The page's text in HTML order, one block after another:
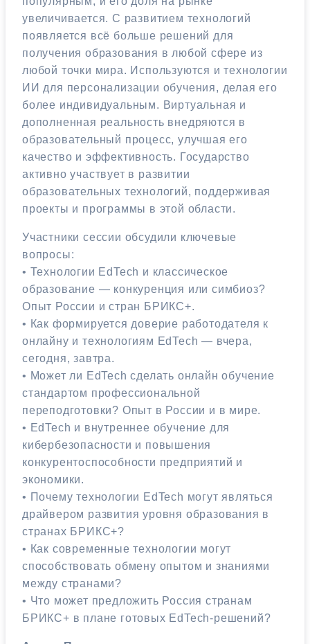
увеличивается. С развитием технологий
появляется всё больше решений для
получения образования в любой сфере из
любой точки мира. Используются и технологии
ИИ для персонализации обучения, делая его
более индивидуальным. Виртуальная и
дополненная реальность внедряются в
образовательный процесс, улучшая его
качество и эффективность. Государство
активно участвует в развитии
образовательных технологий, поддерживая
проекты и программы в этой области.
Участники сессии обсудили ключевые
вопросы:
• Технологии EdTech и классическое
образование — конкуренция или симбиоз?
Опыт России и стран БРИКС+.
• Как формируется доверие работодателя к
онлайну и технологиям EdTech — вчера,
сегодня, завтра.
• Может ли EdTech сделать онлайн обучение
стандартом профессиональной
переподготовки? Опыт в России и в мире.
• EdTech и внутреннее обучение для
кибербезопасности и повышения
конкурентоспособности предприятий и
экономики.
• Почему технологии EdTech могут являться
драйвером развития уровня образования в
странах БРИКС+?
• Как современные технологии могут
способствовать обмену опытом и знаниями
между странами?
• Что может предложить Россия странам
БРИКС+ в плане готовых EdTech-решений?